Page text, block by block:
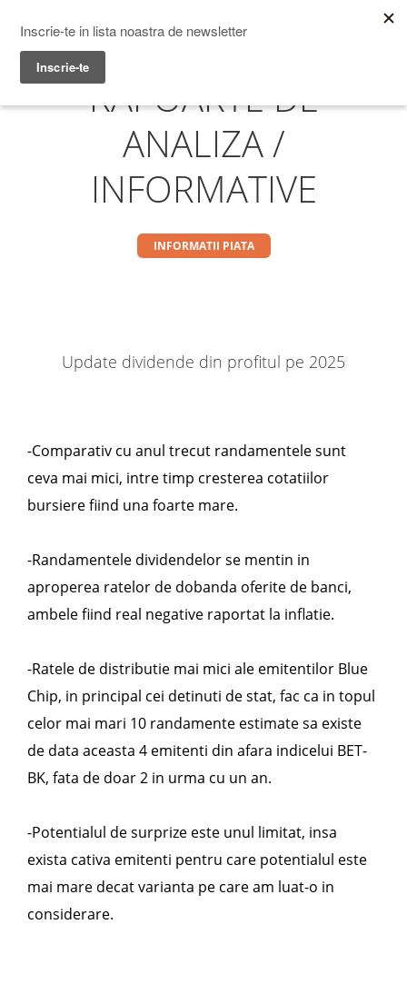
Menu
Prime Transaction
RAPOARTE DE
ANALIZA /
INFORMATIVE
INFORMATII PIATA
Update dividende din profitul pe 2025
-Comparativ cu anul trecut randamentele sunt
ceva mai mici, intre timp cresterea cotatiilor
bursiere fiind una foarte mare.
-Randamentele dividendelor se mentin in
aproperea ratelor de dobanda oferite de banci,
ambele fiind real negative raportat la inflatie.
-Ratele de distributie mai mici ale emitentilor Blue
Chip, in principal cei detinuti de stat, fac ca in topul
celor mai mari 10 randamente estimate sa existe
de data aceasta 4 emitenti din afara indicelui BET-
BK, fata de doar 2 in urma cu un an.
-Potentialul de surprize este unul limitat, insa
exista cativa emitenti pentru care potentialul este
mai mare decat varianta pe care am luat-o in
considerare.